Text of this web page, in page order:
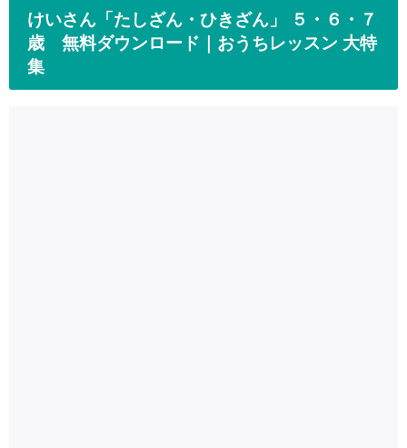
けいさん「たしざん・ひきざん」 ５・６・７
歳 無料ダウンロード｜おうちレッスン 大特
集